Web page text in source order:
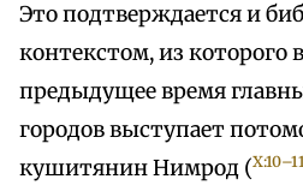
Это подтверждается и
контекстом, из которого
предыдущее время
городов выступает
кушитянин Нимрод (